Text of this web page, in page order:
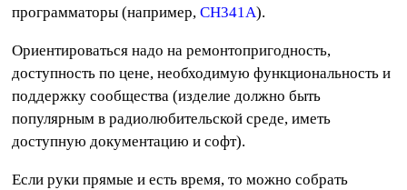
программаторы (например,CH341A).
Ориентироваться надо на ремонтопригодность,
доступность по цене, необходимую функциональность и
поддержку сообщества (изделие должно быть
популярным в радиолюбительской среде, иметь
доступную документацию и софт).
Если руки прямые и есть время, то можно собрать